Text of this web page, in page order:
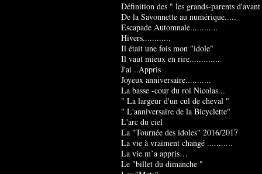
Définition des " les grands-parents
De la Savonnette au numérique.....
Escapade Automnale............
Hivers............
Il était une fois mon "idole"
Il vaut mieux en rire.............
J'ai ..Appris
Joyeux anniversaire...........
La basse -cour du roi Nicolas...
" La largeur d'un cul de cheval "
" L'anniversaire de la Bicyclette"
L'arc du ciel
La "Tournée des idoles" 2016/2017
La vie à vraiment changé ...........
La vie m’a appris…
Le "billet du dimanche "